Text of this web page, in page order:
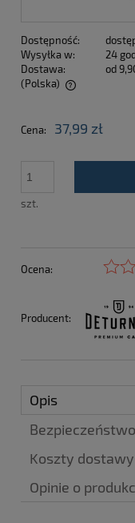
Dostępność:
Wysyłka w:
24
Dostawa:
od
(Polska)
Cena nie zawiera
Cena: 37,99 zł
szt.
Ocena:
Producent:
Opis
Bezpieczeństwo
Koszty dostawy
Cena nie zawiera
Opinie o